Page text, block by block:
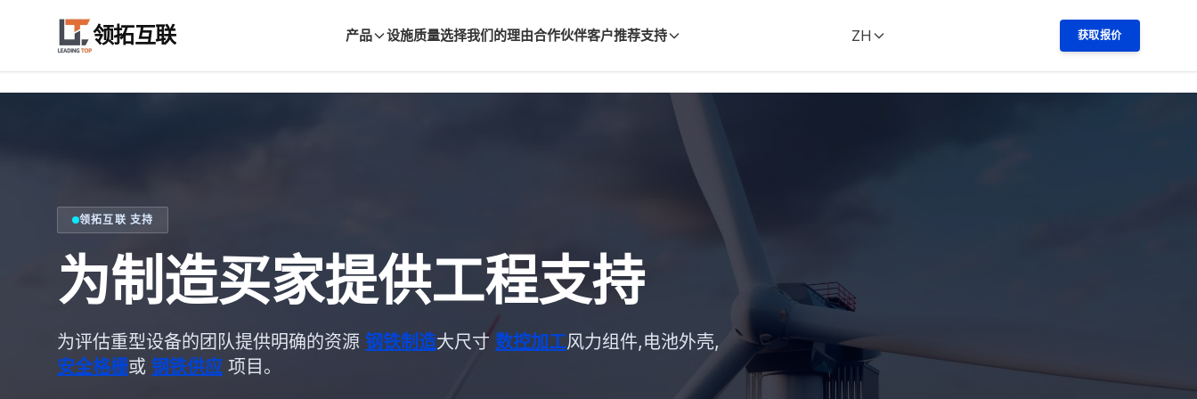
领拓互联 产品 设施质量选择我们的理由合作伙伴客户推荐支持 ZH 获取报价
领拓互联 支持
为制造买家提供工程支持
为评估重型设备的团队提供明确的资源 钢铁制造大尺寸 数控加工风力组件,电池外壳,
安全格栅或 钢铁供应 项目。